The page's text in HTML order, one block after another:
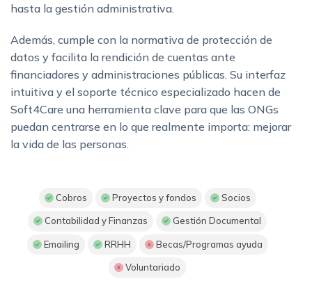
hasta la gestión administrativa.
Además, cumple con la normativa de protección de
datos y facilita la rendición de cuentas ante
financiadores y administraciones públicas. Su interfaz
intuitiva y el soporte técnico especializado hacen de
Soft4Care una herramienta clave para que las ONGs
puedan centrarse en lo que realmente importa: mejorar
la vida de las personas.
Cobros Proyectos y fondos Socios
Contabilidad y Finanzas Gestión Documental
Emailing RRHH Becas/Programas ayuda
Voluntariado